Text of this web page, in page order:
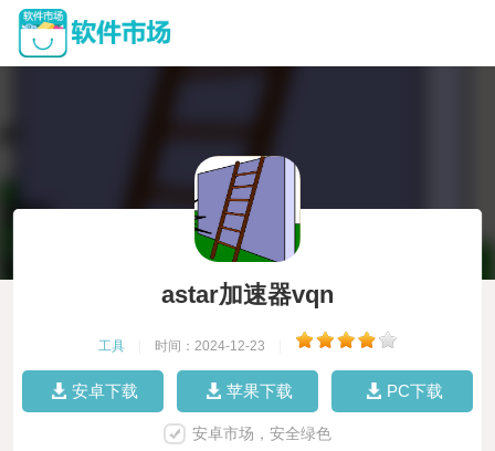
astar加速器vqn
工具 时间：2024-12-23
安卓下载 苹果下载 PC下载
安卓市场，安全绿色